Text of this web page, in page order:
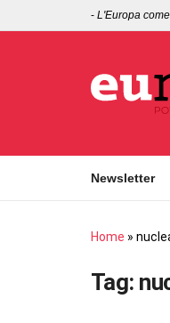
- L'Europa
Newsletter
Home »
Tag: